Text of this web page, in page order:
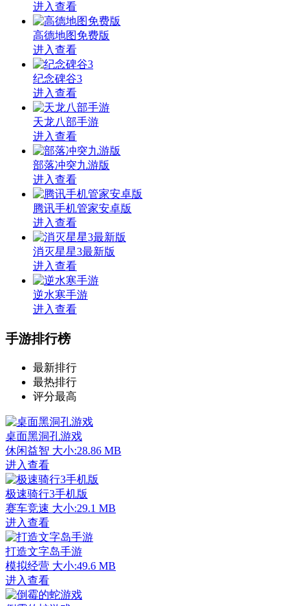
进入查看
高德地图免费版
进入查看
纪念碑谷3
进入查看
天龙八部手游
进入查看
部落冲突九游版
进入查看
腾讯手机管家安卓版
进入查看
消灭星星3最新版
进入查看
逆水寒手游
进入查看
手游排行榜
最新排行
最热排行
评分最高
桌面黑洞孔游戏
休闲益智 大小:28.86 MB
进入查看
极速骑行3手机版
赛车竞速 大小:29.1 MB
进入查看
打造文字岛手游
模拟经营 大小:49.6 MB
进入查看